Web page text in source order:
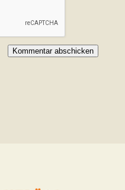
Kommentar abschicken